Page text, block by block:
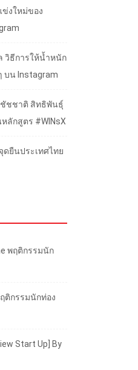
ข่งใหม่ของ
วิธีการให้น้ำหนัก
บน Instagram
.ชัชชาติ สิทธิพันธุ์
ลักสูตร #WINsX
ดยืนประเทศไทย
พฤติกรรมนัก
ติกรรมนักท่อง
Start Up] By